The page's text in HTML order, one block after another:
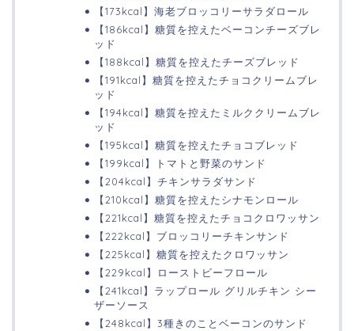
【173kcal】海老ブロッコリーサラダロール
【186kcal】糖質を控えたベーコンチーズブレ
ッド
【188kcal】糖質を控えたチーズブレッド
【191kcal】糖質を控えたチョコクリームブレ
ッド
【194kcal】糖質を控えたミルククリームブレ
ッド
【195kcal】糖質を控えたチョコブレッド
【199kcal】トマトと野菜のサンド
【204kcal】チキンサラダサンド
【210kcal】糖質を控えたシナモンロール
【221kcal】糖質を控えたチョコクロワッサン
【222kcal】ブロッコリーチキンサンド
【225kcal】糖質を控えたクロワッサン
【229kcal】ローストビーフロール
【241kcal】ラップロール グリルチキン シー
ザーソース
【248kcal】3種きのことベーコンのサンド